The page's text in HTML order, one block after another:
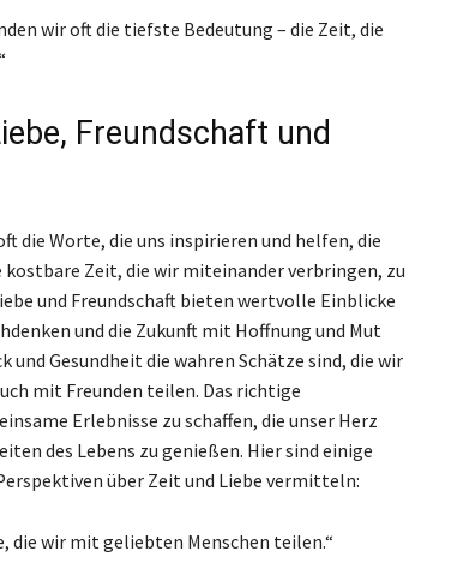
wir oft die tiefste Bedeutung – die Zeit, die
Freundschaft und
die Worte, die uns inspirieren und helfen, die
kostbare Zeit, die wir miteinander verbringen, zu
und Freundschaft bieten wertvolle Einblicke
und die Zukunft mit Hoffnung und Mut
und Gesundheit die wahren Schätze sind, die wir
mit Freunden teilen. Das richtige
Erlebnisse zu schaffen, die unser Herz
des Lebens zu genießen. Hier sind einige
über Zeit und Liebe vermitteln:
die wir mit geliebten Menschen teilen.“